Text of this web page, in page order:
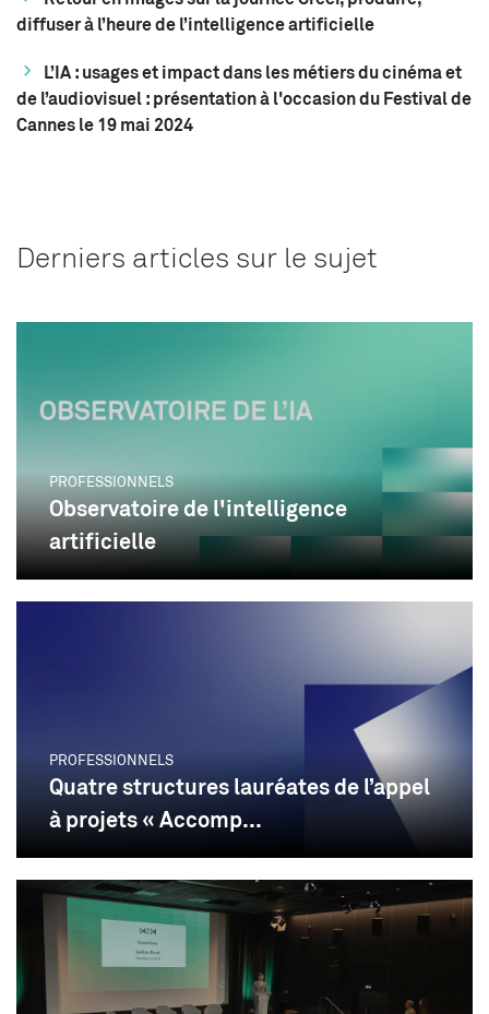
diffuser à l’heure de l’intelligence artificielle
L’IA : usages et impact dans les métiers du cinéma et
de l’audiovisuel : présentation à l'occasion du Festival de
Cannes le 19 mai 2024
Derniers articles sur le sujet
PROFESSIONNELS
Observatoire de l'intelligence
artificielle
PROFESSIONNELS
Quatre structures lauréates de l’appel
à projets « Accomp...